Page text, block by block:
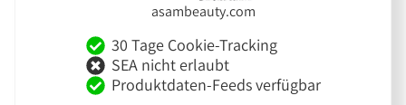
asambeauty.com
30 Tage Cookie-Tracking
SEA nicht erlaubt
Produktdaten-Feeds verfügbar